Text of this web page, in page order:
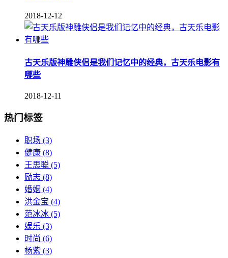
2018-12-12
古天乐版神雕侠侣是我们记忆中的经典，古天乐电影有
哪些
2018-12-11
热门标签
职场 (3)
健康 (8)
王思聪 (5)
励志 (8)
婚姻 (4)
洪金宝 (4)
范冰冰 (5)
娱乐 (3)
时尚 (6)
杨紫 (3)